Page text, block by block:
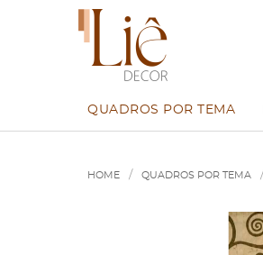
QUADROS POR TEMA
HOME QUADROS POR TEMA